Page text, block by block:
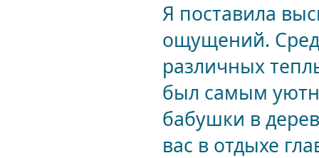
Я поставила
ощущений.
различных
был самым
бабушки в
вас в отдыхе